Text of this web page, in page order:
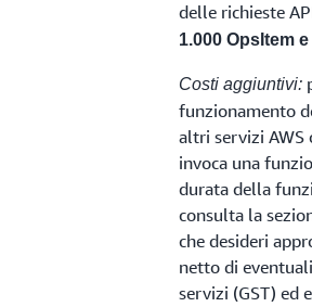
delle richieste
1.000 OpsItem
Costi aggiuntivi:
funzionamento
altri servizi AWS
invoca una
durata della
consulta la
che desideri
netto di
servizi (GST) ed